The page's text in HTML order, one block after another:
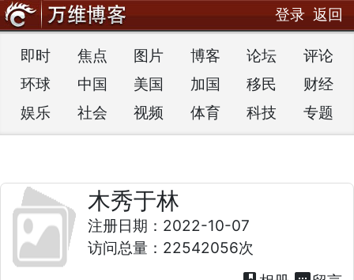
登录 返回
即时 焦点 图片 博客 论坛
评论
环球
中国 美国 加国 移民
财经
娱乐
社会 视频 体育 科技 专题
木秀于林
注册日期：2022-10-07
访问总量：22542056次